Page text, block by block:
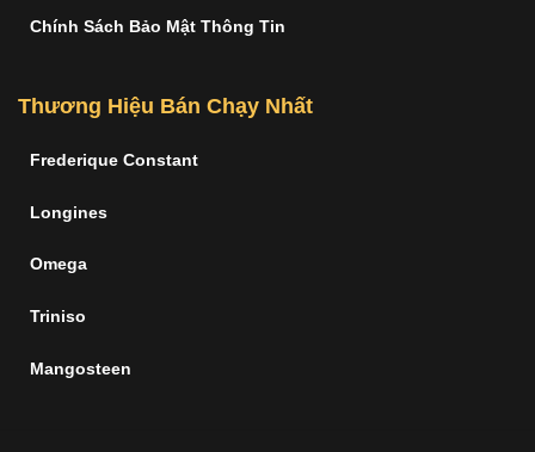
Chính Sách Bảo Mật Thông Tin
Thương Hiệu Bán Chạy Nhất
Frederique Constant
Longines
Omega
Triniso
Mangosteen